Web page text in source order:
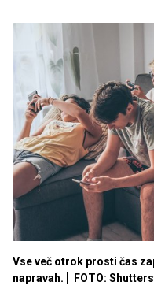
Vse več otrok prosti čas
napravah.
FOTO: